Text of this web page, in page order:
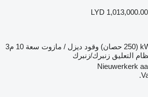
LYD
وقود ديزل / مازوت سعة 10 م3
التعليق زنبرك/زنبرك